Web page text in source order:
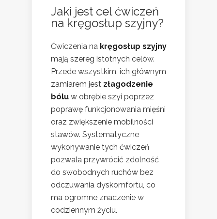
Jaki jest cel ćwiczeń
na kręgosłup szyjny?
Ćwiczenia na kręgosłup szyjny
mają szereg istotnych celów.
Przede wszystkim, ich głównym
zamiarem jest złagodzenie
bólu w obrębie szyi poprzez
poprawę funkcjonowania mięśni
oraz zwiększenie mobilności
stawów. Systematyczne
wykonywanie tych ćwiczeń
pozwala przywrócić zdolność
do swobodnych ruchów bez
odczuwania dyskomfortu, co
ma ogromne znaczenie w
codziennym życiu.